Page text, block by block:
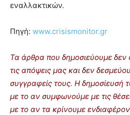
εναλλακτικών.
Πηγή: www.crisismonitor.gr
Τα άρθρα που δημοσιεύουμε
τις απόψεις μας και δεν
συγγραφείς τους. Η δημοσίευσή
με το αν συμφωνούμε με τις
με το αν τα κρίνουμε